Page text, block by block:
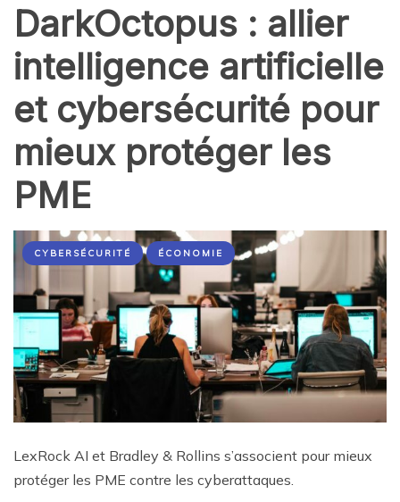
DarkOctopus : allier
intelligence artificielle
et cybersécurité pour
mieux protéger les
PME
CYBERSÉCURITÉ ÉCONOMIE
LexRock AI et Bradley & Rollins s’associent pour mieux
protéger les PME contre les cyberattaques.